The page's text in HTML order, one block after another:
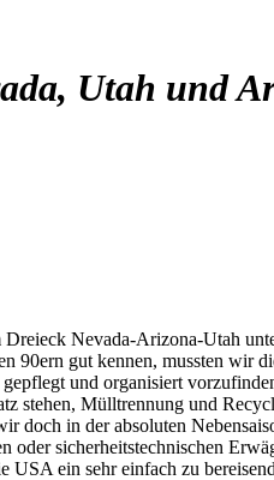
Utah und
Nevada-Arizona-Utah
90ern gut kennen, mussten
und organisiert
stehen, Mülltrennung und
doch in der absoluten
oder sicherheitstechnischen
USA ein sehr einfach zu